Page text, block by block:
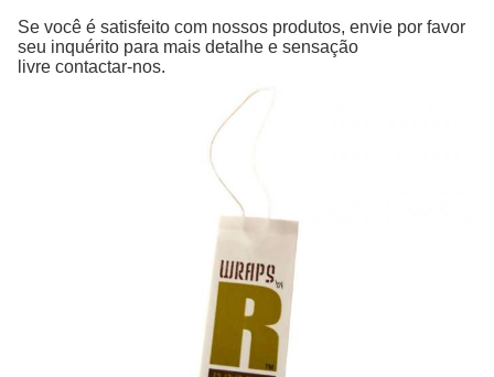
Se você é satisfeito com nossos produtos, envie por favor
seu inquérito para mais detalhe e sensação
livre contactar-nos.